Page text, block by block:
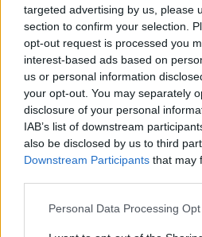
targeted advertising by us, please
section to confirm your selection.
opt-out request is processed you
interest-based ads based on
us or personal information
your opt-out. You may separately
disclosure of your personal
IAB’s list of downstream
also be disclosed by us to third
Downstream Participants that may
Please note that this website/app
Personal Data Processing
A blog statisztikája 2026.
legolvasottabb cikkek az
Az 1000. bejegyzés
A hárommilliós mérföldkövet
adatokat számolgatva
bejegyzésem a blogonÚj